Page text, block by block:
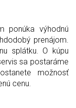
ponúka výhodnú
prenájom.
splátku. O kúpu
sa postaráme
možnosť
cenu.